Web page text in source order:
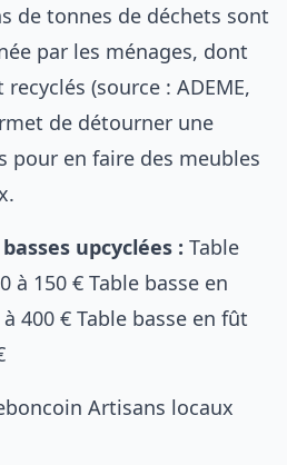
de tonnes de déchets sont
par les ménages, dont
(source : ADEME,
de détourner une
pour en faire des meubles
upcyclées : Table
à 150 € Table basse en
400 € Table basse en fût
Artisans locaux